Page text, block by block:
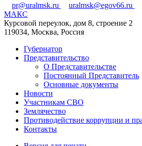
pr@uralmsk.ru
uralmsk@egov66.ru
МАКС
Курсовой переулок, дом 8, строение 2
119034, Москва, Россия
Губернатор
Представительство
О Представительстве
Постоянный Представитель
Основные документы
Новости
Участникам СВО
Землячество
Противодействие коррупции и
Контакты